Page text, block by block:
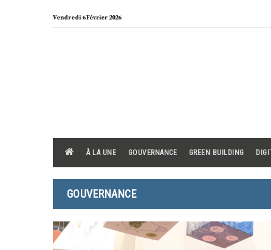
Vendredi 6 Février 2026
À LA UNE GOUVERNANCE GREEN BUILDING
GOUVERNANCE